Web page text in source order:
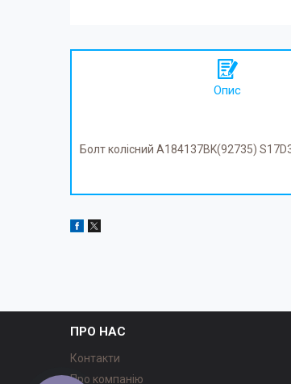
Опис
Болт колісний A184137BK(92735)
ПРО НАС
Контакти
Про компанію